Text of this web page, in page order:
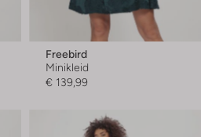
Freebird
Minikleid
€ 139,99